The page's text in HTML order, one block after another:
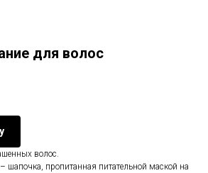
для волос
волос.
шапочка, пропитанная питательной маской на